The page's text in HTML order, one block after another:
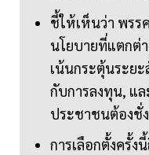
ชี้ให้เห็นว่า พรร
นโยบายที่แตกต่
เน้นกระตุ้นระย
กับการลงทุน, แ
ประชาชนต้องชั่
การเลือกตั้งครั้